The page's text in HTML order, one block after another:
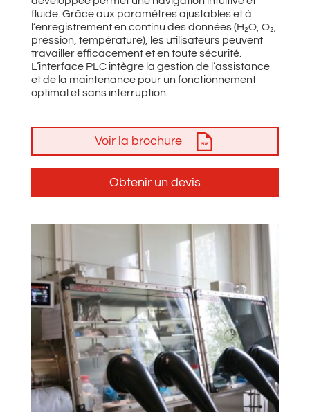
fluide. Grâce aux paramètres ajustables et à
l’enregistrement en continu des données (H₂O, O₂,
pression, température), les utilisateurs peuvent
travailler efficacement et en toute sécurité.
L’interface PLC intègre la gestion de l’assistance
et de la maintenance pour un fonctionnement
optimal et sans interruption.
Voir la brochure
Obtenir un devis